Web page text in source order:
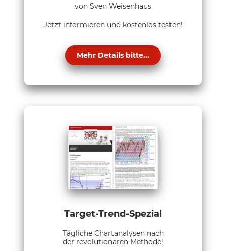
von Sven Weisenhaus
Jetzt informieren und kostenlos testen!
Mehr Details bitte...
Target-Trend-Spezial
Tägliche Chartanalysen nach
der revolutionären Methode!